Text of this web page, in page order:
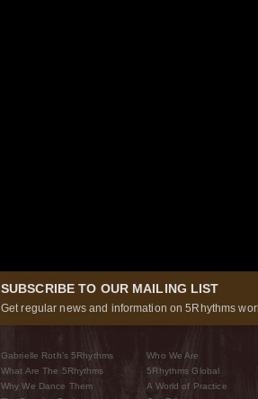
SUBSCRIBE TO OUR MAILING LIST
Get regular news and information on 5Rhythms
Gabrielle Roth’s 5Rhythms
What Are The 5Rhythms
Why We Dance Them
Who We Are
5Rhythms Global
A World of Practice